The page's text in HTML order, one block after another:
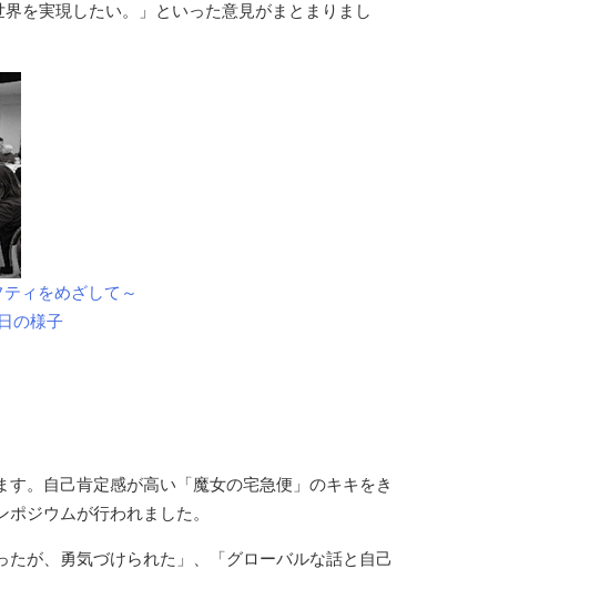
を実現したい。」といった意見がまとまりまし
ィをめざして～
の様子
。自己肯定感が高い「魔女の宅急便」のキキをき
ジウムが行われました。
が、勇気づけられた」、「グローバルな話と自己